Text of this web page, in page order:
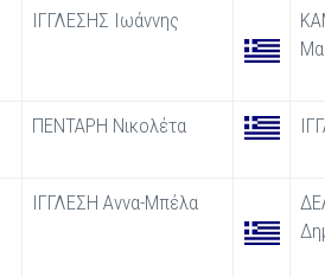
ΙΓΓΛΕΣΗΣ Ιωάννης
ΠΕΝΤΑΡΗ Νικολέτα
ΙΓΓΛΕΣΗ Αννα-Μπέλα